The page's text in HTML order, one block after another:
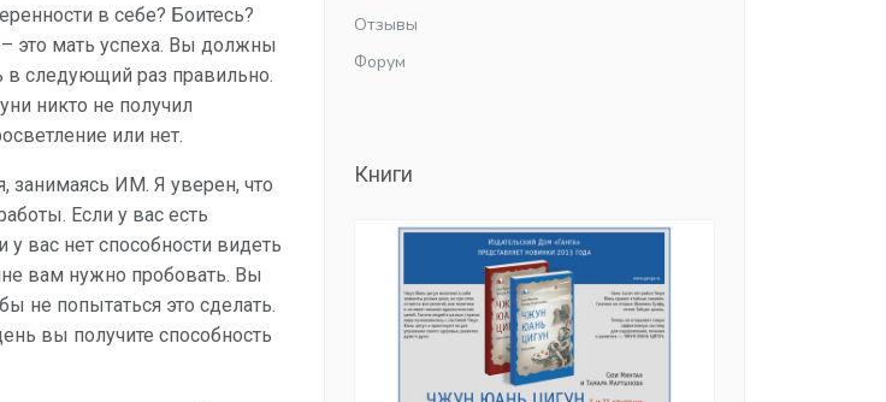
в себе? Боитесь?
это мать успеха. Вы должны
в следующий раз правильно.
никто не получил
или нет.
занимаясь ИМ. Я уверен, что
Если у вас есть
вас нет способности видеть
вам нужно пробовать. Вы
не попытаться это сделать.
вы получите способность
Отзывы
Форум
Книги